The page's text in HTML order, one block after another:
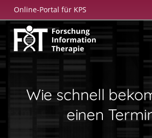
Zum
Inhalt
springen
Online-Portal für KPS
Wie schnell
einen